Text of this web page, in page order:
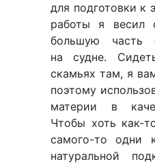
для подготовки к
работы я
большую часть
на судне.
скамьях там, я
поэтому
материи в
Чтобы хоть как-
самого-то одни
натуральной